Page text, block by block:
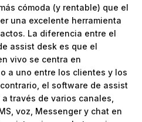
cómoda (y rentable) que el
una excelente herramienta
La diferencia entre el
assist desk es que el
vivo se centra en
a uno entre los clientes y los
el software de assist
través de varios canales,
voz, Messenger y chat en